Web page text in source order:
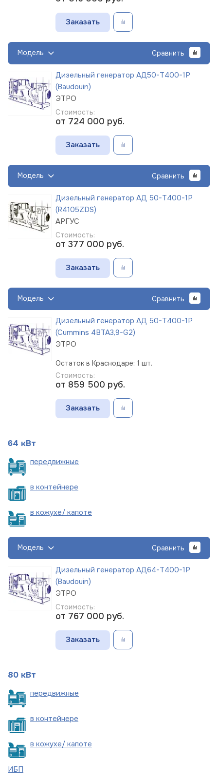
Заказать
Модель Сравнить
Дизельный генератор АД50-Т400-1Р
(Baudouin)
ЭТРО
Стоимость:
от 724 000 руб.
Заказать
Модель Сравнить
Дизельный генератор АД 50-Т400-1Р
(R4105ZDS)
АРГУС
Стоимость:
от 377 000 руб.
Заказать
Модель Сравнить
Дизельный генератор АД 50-Т400-1Р
(Cummins 4BTA3,9-G2)
ЭТРО
Остаток в Краснодаре: 1 шт.
Стоимость:
от 859 500 руб.
Заказать
64 кВт
передвижные
в контейнере
в кожухе/ капоте
Модель Сравнить
Дизельный генератор АД64-Т400-1Р
(Baudouin)
ЭТРО
Стоимость:
от 767 000 руб.
Заказать
80 кВт
передвижные
в контейнере
в кожухе/ капоте
ИБП